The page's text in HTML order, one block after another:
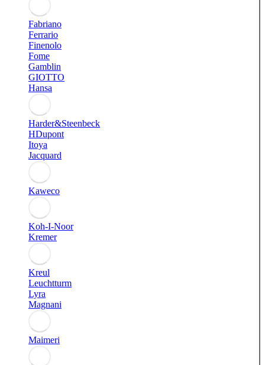
Fabriano
Ferrario
Finenolo
Fome
Gamblin
GIOTTO
Hansa
Harder&Steenbeck
HDupont
Itoya
Jacquard
Kaweco
Koh-I-Noor
Kremer
Kreul
Leuchtturm
Lyra
Magnani
Maimeri